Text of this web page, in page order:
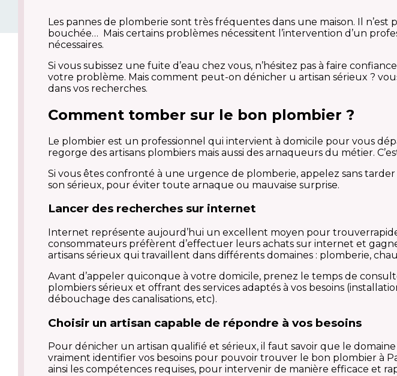
Les pannes de plomberie sont très fréquentes dans une maison. Il
bouchée… Mais certains problèmes nécessitent l’intervention d’un
nécessaires.
Si vous subissez une fuite d’eau chez vous, n’hésitez pas à faire
votre problème. Mais comment peut-on dénicher u artisan sérieux ?
dans vos recherches.
Comment tomber sur le bon plombier ?
Le plombier est un professionnel qui intervient à domicile pour vous
regorge des artisans plombiers mais aussi des arnaqueurs du métier.
Si vous êtes confronté à une urgence de plomberie, appelez sans
son sérieux, pour éviter toute arnaque ou mauvaise surprise.
Lancer des recherches sur internet
Internet représente aujourd’hui un excellent moyen pour
consommateurs préfèrent d’effectuer leurs achats sur internet et
artisans sérieux qui travaillent dans différents domaines : plomberie,
Avant d’appeler quiconque à votre domicile, prenez le temps de
plombiers sérieux et offrant des services adaptés à vos besoins
débouchage des canalisations, etc).
Choisir un artisan capable de répondre à vos besoins
Pour dénicher un artisan qualifié et sérieux, il faut savoir que le
vraiment identifier vos besoins pour pouvoir trouver le bon plombier à
ainsi les compétences requises, pour intervenir de manière efficace et